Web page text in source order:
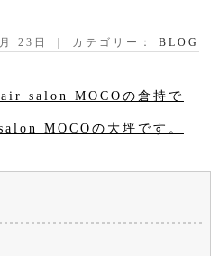
23日 ｜ カテゴリー：BLOG
salon MOCOの倉持で
MOCOの大坪です。